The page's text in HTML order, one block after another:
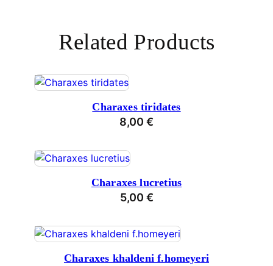
Related Products
Charaxes tiridates
8,00 €
Charaxes lucretius
5,00 €
Charaxes khaldeni f.homeyeri